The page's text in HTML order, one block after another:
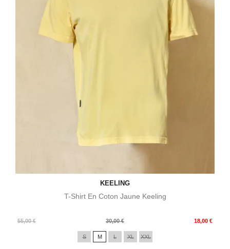
KEELING
T-Shirt En Coton Jaune Keeling
55,00 €
Prix
30,00 € 18,00 €
Prix
S M L XL XXL